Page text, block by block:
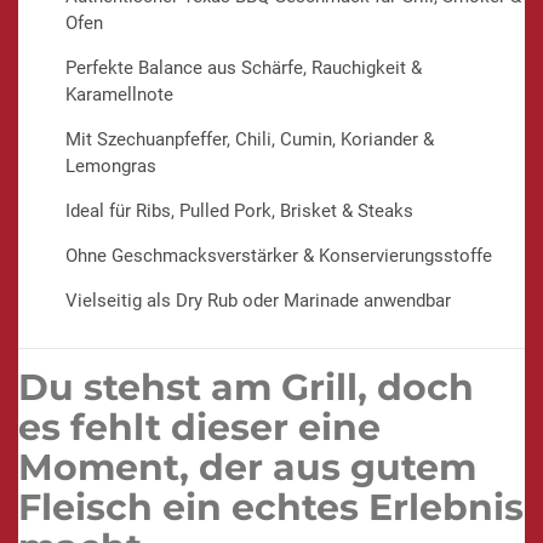
Ofen
Perfekte Balance aus Schärfe, Rauchigkeit &
Karamellnote
Mit Szechuanpfeffer, Chili, Cumin, Koriander &
Lemongras
Ideal für Ribs, Pulled Pork, Brisket & Steaks
Ohne Geschmacksverstärker & Konservierungsstoffe
Vielseitig als Dry Rub oder Marinade anwendbar
Du stehst am Grill, doch
es fehlt dieser eine
Moment, der aus gutem
Fleisch ein echtes Erlebnis